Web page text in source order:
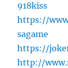
918kiss
https://
sagame
https://
http://